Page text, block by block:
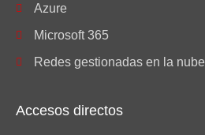
Azure
Microsoft 365
Redes gestionadas en la nube
Accesos directos